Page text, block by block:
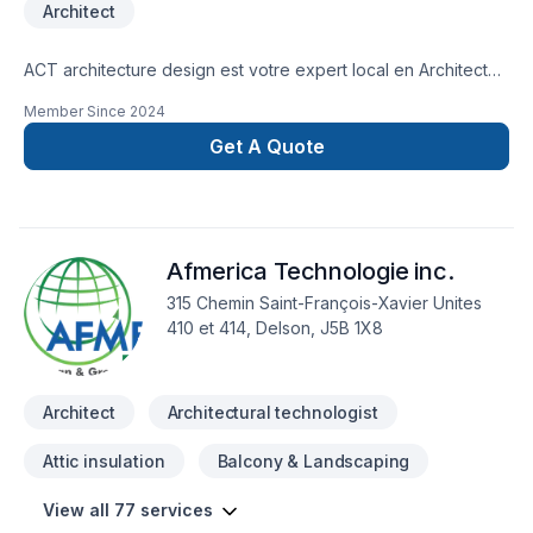
Architect
ACT architecture design est votre expert local en Architecte
Laurent,Capitale-Nationale,Centre du Québec,Chaudière-
Appalaches,Côte Nord,Estrie,Gaspésie–Îles-de-la-
ensemble vos idées en réalité. Contactez-nous dès
maintenant.
Member Since 2024
Get A Quote
Afmerica Technologie inc.
315 Chemin Saint-François-Xavier Unites
410 et 414, Delson, J5B 1X8
Architect Architectural technologist
Attic insulation Balcony & Landscaping
View all 77 services